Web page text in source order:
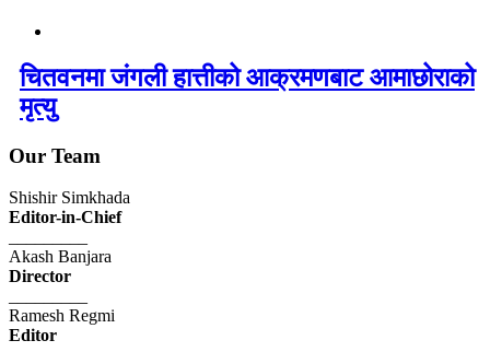
चितवनमा जंगली हात्तीको आक्रमणबाट आमाछोराको
मृत्यु
Our Team
Shishir Simkhada
Editor-in-Chief
Akash Banjara
Director
Ramesh Regmi
Editor